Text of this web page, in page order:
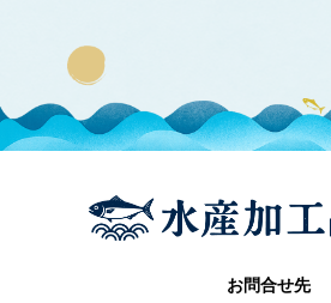
お問合せ先